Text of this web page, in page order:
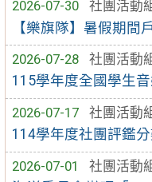
2026-07-30
社團活動
【樂旗隊】暑假期間
2026-07-28
社團活動
115學年度全國學生
2026-07-17
社團活動
114學年度社團評鑑
2026-07-01
社團活動